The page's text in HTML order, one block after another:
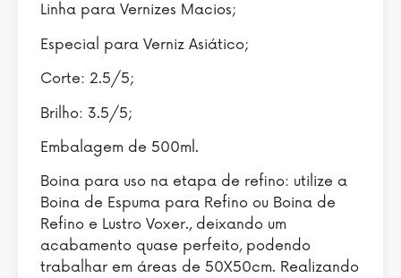
Linha para Vernizes Macios;
Especial para Verniz Asiático;
Corte: 2.5/5;
Brilho: 3.5/5;
Embalagem de 500ml.
Boina para uso na etapa de refino: utilize a
Boina de Espuma para Refino ou Boina de
Refino e Lustro Voxer., deixando um
acabamento quase perfeito, podendo
trabalhar em áreas de 50X50cm. Realizando